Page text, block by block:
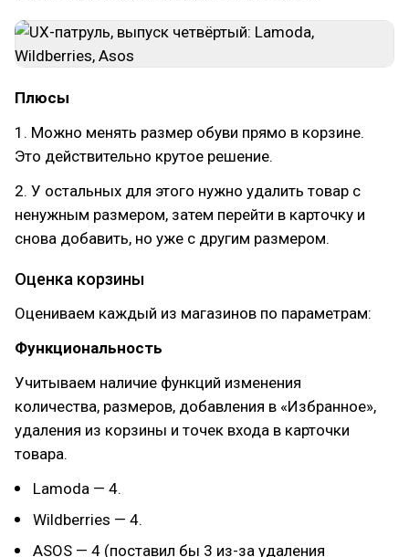
Плюсы
1. Можно менять размер обуви прямо в корзине.
Это действительно крутое решение.
2. У остальных для этого нужно удалить товар с
ненужным размером, затем перейти в карточку и
снова добавить, но уже с другим размером.
Оценка корзины
Оцениваем каждый из магазинов по параметрам:
Функциональность
Учитываем наличие функций изменения
количества, размеров, добавления в «Избранное»,
удаления из корзины и точек входа в карточки
товара.
Lamoda — 4.
Wildberries — 4.
ASOS — 4 (поставил бы 3 из-за удаления